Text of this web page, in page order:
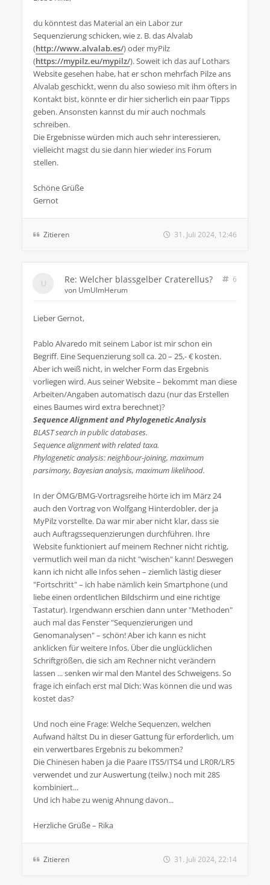
du könntest das Material an ein Labor zur
Sequenzierung schicken, wie z. B. das Alvalab
(http://www.alvalab.es/) oder myPilz
(https://mypilz.eu/mypilz/). Soweit ich das auf Lothars
Website gesehen habe, hat er schon mehrfach Pilze ans
Alvalab geschickt, wenn du also sowieso mit ihm öfters in
Kontakt bist, könnte er dir hier sicherlich ein paar Tipps
geben. Ansonsten kannst du mir auch nochmals
schreiben.
Die Ergebnisse würden mich auch sehr interessieren,
vielleicht magst du sie dann hier wieder ins Forum
stellen.
Schöne Grüße
Gernot
Zitieren 31. Juli 2024, 12:46
Re: Welcher blassgelber Craterellus?
6
von UmUlmHerum
Lieber Gernot,
Pablo Alvaredo mit seinem Labor ist mir schon ein
Begriff. Eine Sequenzierung soll ca. 20 – 25,- € kosten.
Aber ich weiß nicht, in welcher Form das Ergebnis
vorliegen wird. Aus seiner Website – bekommt man diese
Arbeiten/Angaben automatisch dazu (nur das Erstellen
eines Baumes wird extra berechnet)?
Sequence Alignment and Phylogenetic Analysis
BLAST search in public databases.
Sequence alignment with related taxa.
Phylogenetic analysis: neighbour-joining, maximum
parsimony, Bayesian analysis, maximum likelihood.
In der ÖMG/BMG-Vortragsreihe hörte ich im März 24
auch den Vortrag von Wolfgang Hinterdobler, der ja
MyPilz vorstellte. Da war mir aber nicht klar, dass sie
auch Auftragssequenzierungen durchführen. Ihre
Website funktioniert auf meinem Rechner nicht richtig,
vermutlich weil man da nicht "wischen" kann! Deswegen
kann ich nicht alle Infos sehen – ziemlich lästig dieser
"Fortschritt" – ich habe nämlich kein Smartphone (und
liebe einen ordentlichen Bildschirm und eine richtige
Tastatur). Irgendwann erschien dann unter "Methoden"
auch mal das Fenster "Sequenzierungen und
Genomanalysen" – schön! Aber ich kann es nicht
anklicken für weitere Infos. Über die unglücklichen
Schriftgrößen, die sich am Rechner nicht verändern
lassen ... senken wir mal den Mantel des Schweigens. So
frage ich einfach erst mal Dich: Was können die und was
kostet das?
Und noch eine Frage: Welche Sequenzen, welchen
Aufwand hältst Du in dieser Gattung für erforderlich, um
ein verwertbares Ergebnis zu bekommen?
Die Chinesen haben ja die Paare ITS5/ITS4 und LR0R/LR5
verwendet und zur Auswertung (teilw.) noch mit 28S
kombiniert...
Und ich habe zu wenig Ahnung davon...
Herzliche Grüße – Rika
Zitieren 31. Juli 2024, 22:14